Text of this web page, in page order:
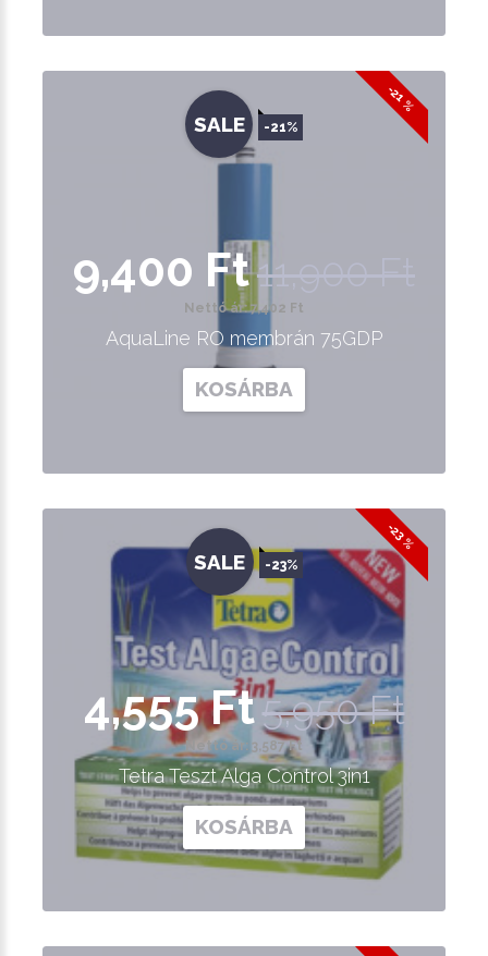
-21 %
SALE -21%
9,400 Ft11,900 Ft
Nettó ár: 7,402 Ft
AquaLine RO membrán 75GDP
KOSÁRBA
-23 %
SALE -23%
4,555 Ft5,950 Ft
Nettó ár: 3,587 Ft
Tetra Teszt Alga Control 3in1
KOSÁRBA